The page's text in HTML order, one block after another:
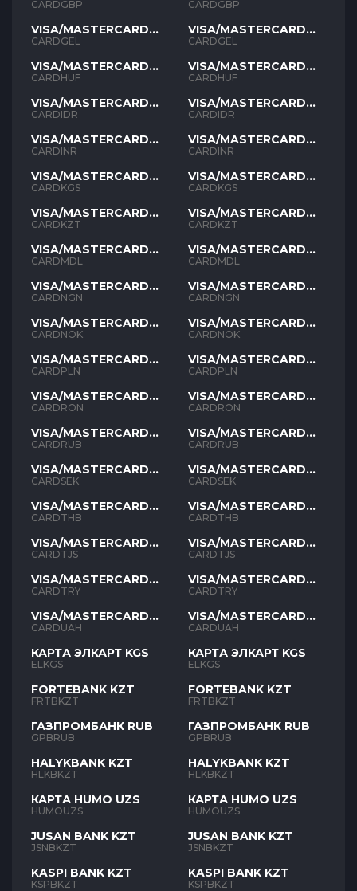
GBP
CARDGBP
VISA/MASTERCARD
GEL
CARDGEL
VISA/MASTERCARD
HUF
CARDHUF
VISA/MASTERCARD
IDR
CARDIDR
VISA/MASTERCARD
INR
CARDINR
VISA/MASTERCARD
KGS
CARDKGS
VISA/MASTERCARD
KZT
CARDKZT
VISA/MASTERCARD
MDL
CARDMDL
VISA/MASTERCARD
NGN
CARDNGN
VISA/MASTERCARD
NOK
CARDNOK
VISA/MASTERCARD
PLN
CARDPLN
VISA/MASTERCARD
RON
CARDRON
VISA/MASTERCARD
RUB
CARDRUB
VISA/MASTERCARD
SEK
CARDSEK
VISA/MASTERCARD
THB
CARDTHB
VISA/MASTERCARD
TJS
CARDTJS
VISA/MASTERCARD
TYR
CARDTRY
VISA/MASTERCARD
UAH
CARDUAH
КАРТА ЭЛКАРТ KGS
ELKGS
FORTEBANK KZT
FRTBKZT
ГАЗПРОМБАНК RUB
GPBRUB
HALYKBANK KZT
HLKBKZT
КАРТА HUMO UZS
HUMOUZS
JUSAN BANK KZT
JSNBKZT
KASPI BANK KZT
KSPBKZT
GBP
CARDGBP
VISA/MASTERCARD
GEL
CARDGEL
VISA/MASTERCARD
HUF
CARDHUF
VISA/MASTERCARD
IDR
CARDIDR
VISA/MASTERCARD
INR
CARDINR
VISA/MASTERCARD
KGS
CARDKGS
VISA/MASTERCARD
KZT
CARDKZT
VISA/MASTERCARD
MDL
CARDMDL
VISA/MASTERCARD
NGN
CARDNGN
VISA/MASTERCARD
NOK
CARDNOK
VISA/MASTERCARD
PLN
CARDPLN
VISA/MASTERCARD
RON
CARDRON
VISA/MASTERCARD
RUB
CARDRUB
VISA/MASTERCARD
SEK
CARDSEK
VISA/MASTERCARD
THB
CARDTHB
VISA/MASTERCARD
TJS
CARDTJS
VISA/MASTERCARD
TYR
CARDTRY
VISA/MASTERCARD
UAH
CARDUAH
КАРТА ЭЛКАРТ KGS
ELKGS
FORTEBANK KZT
FRTBKZT
ГАЗПРОМБАНК RUB
GPBRUB
HALYKBANK KZT
HLKBKZT
КАРТА HUMO UZS
HUMOUZS
JUSAN BANK KZT
JSNBKZT
KASPI BANK KZT
KSPBKZT